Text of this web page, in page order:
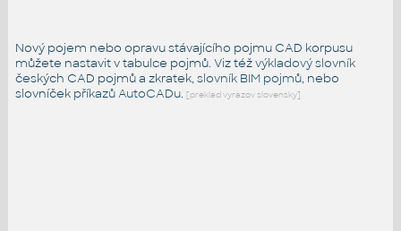
Nový pojem nebo opravu stávajícího pojmu CAD korpusu
můžete nastavit v tabulce pojmů. Viz téžvýkladový slovník
českých CAD pojmů a zkratek,slovník BIM pojmů, nebo
slovníček příkazů AutoCADu. [preklad vyrazov slovensky]